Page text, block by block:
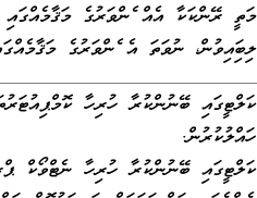
ލިބިފައިވުން، ނުވަތަ އެ ފެންވަރުގެ
ފެކަލްޓީގައި ބޭނުންކުރާ ހުރިހާ
ހައްލުކުރުން.
ފެކަލްޓީގައި ބޭނުންކުރާ ހުރިހާ ނެޓްވޯކް